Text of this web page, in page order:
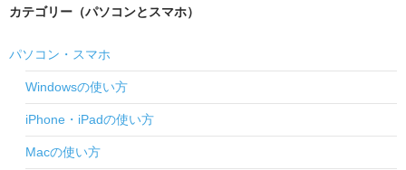
カテゴリー（パソコンとスマホ）
パソコン・スマホ
Windowsの使い方
iPhone・iPadの使い方
Macの使い方